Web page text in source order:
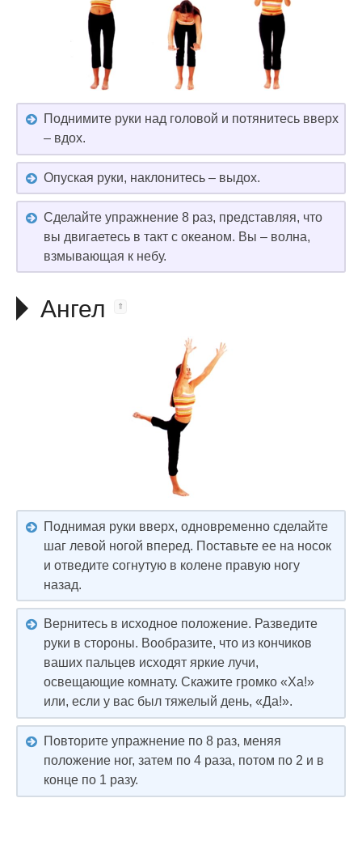
Поднимите руки над головой и потянитесь вверх
– вдох.
Опуская руки, наклонитесь – выдох.
Сделайте упражнение 8 раз, представляя, что
вы двигаетесь в такт с океаном. Вы – волна,
взмывающая к небу.
Ангел
Поднимая руки вверх, одновременно сделайте
шаг левой ногой вперед. Поставьте ее на носок
и отведите согнутую в колене правую ногу
назад.
Вернитесь в исходное положение. Разведите
руки в стороны. Вообразите, что из кончиков
ваших пальцев исходят яркие лучи,
освещающие комнату. Скажите громко «Ха!»
или, если у вас был тяжелый день, «Да!».
Повторите упражнение по 8 раз, меняя
положение ног, затем по 4 раза, потом по 2 и в
конце по 1 разу.